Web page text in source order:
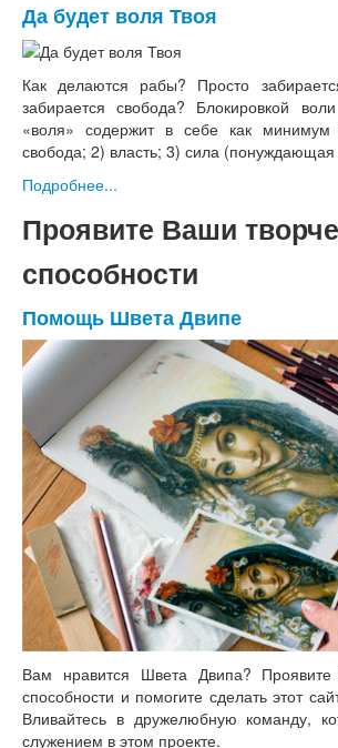
Да будет воля Твоя
Как делаются рабы? Просто
забирается свобода? Блокировкой
«воля» содержит в себе как минимум
свобода; 2) власть; 3) сила (понуждающая
Подробнее...
Проявите Ваши
способности
Помощь Швета Двипе
Вам нравится Швета Двипа? Проявите
способности и помогите сделать этот
Вливайтесь в дружелюбную команду,
служением в этом проекте.